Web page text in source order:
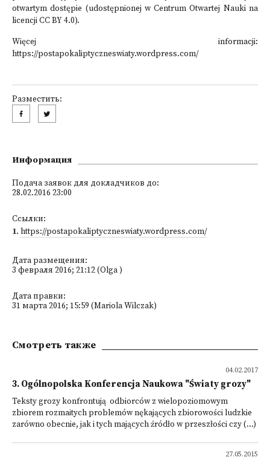
otwartym dostępie (udostępnionej w Centrum Otwartej Nauki na
licencji CC BY 4.0).
Więcej informacji:
https://postapokaliptyczneswiaty.wordpress.com/
Разместить:
Информация
Подача заявок для докладчиков до:
28.02.2016 23:00
Ссылки:
1. https://postapokaliptyczneswiaty.wordpress.com/
Дата размещения:
3 февраля 2016; 21:12 (Olga )
Дата правки:
31 марта 2016; 15:59 (Mariola Wilczak)
Смотреть также
04.02.2017
3. Ogólnopolska Konferencja Naukowa "Światy grozy"
Teksty grozy konfrontują odbiorców z wielopoziomowym
zbiorem rozmaitych problemów nękających zbiorowości ludzkie
zarówno obecnie, jak i tych mających źródło w przeszłości czy (...)
27.05.2015